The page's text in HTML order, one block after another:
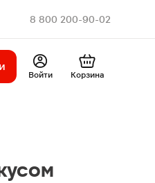
8 800 200-90-02
Войти Корзина